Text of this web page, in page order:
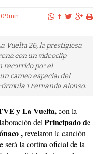
Vuelta 26, la prestigiosa
con un videoclip
recorrido por el
cameo especial del
1 Fernando Alonso.
y La Vuelta,con la
del Principado de
,revelaron la canción
será la cortina oficial de la